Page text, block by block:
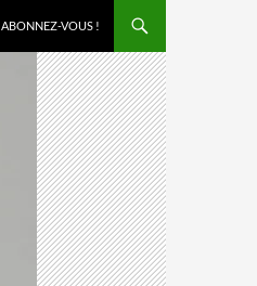
ABONNEZ-VOUS !